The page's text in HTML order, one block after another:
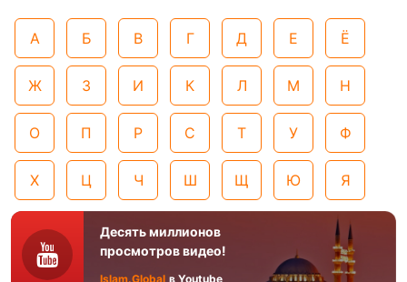
А Б В Г Д Е Ё
Ж З И К Л М Н
О П Р С Т У Ф
Х Ц Ч Ш Щ Ю Я
Десять миллионов
просмотров видео!
Islam.Global в Youtube